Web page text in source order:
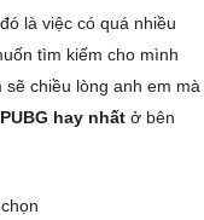
là việc có quá nhiều
tìm kiếm cho mình
chiều lòng anh em mà
hay nhất ở bên